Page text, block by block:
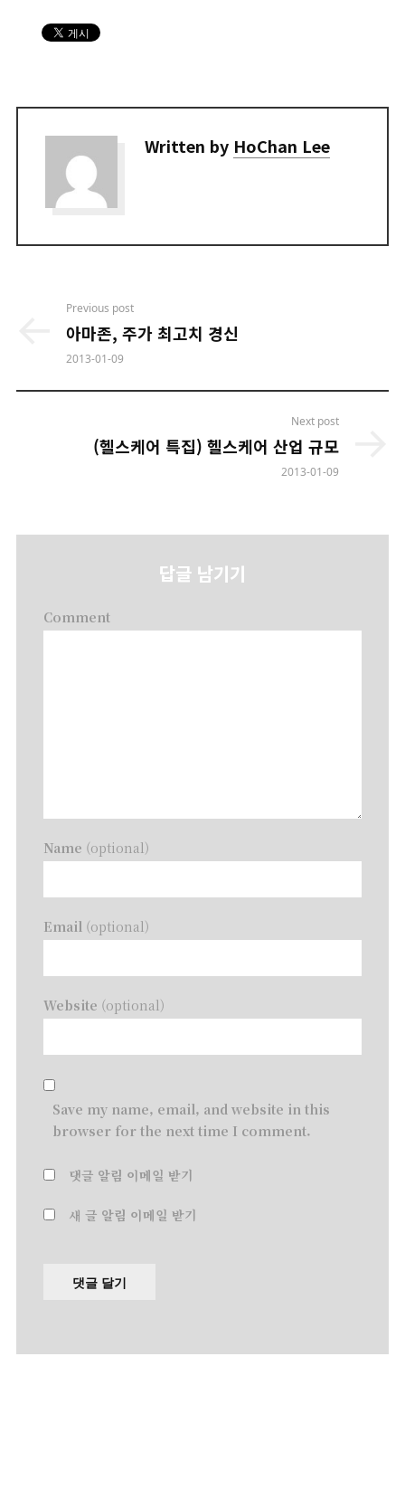
Written by HoChan Lee
navigation
Previous post
아마존, 주가 최고치 경신
2013-01-09
Next post
(헬스케어 특집) 헬스케어 산업 규모
2013-01-09
답글 남기기
Comment
Name (optional)
Email (optional)
Website (optional)
Save my name, email, and website in this
browser for the next time I comment.
댓글 알림 이메일 받기
새 글 알림 이메일 받기